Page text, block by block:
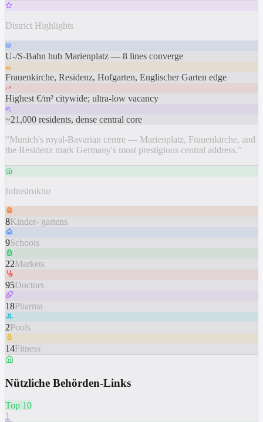
District Highlights
U-/S-Bahn hub Marienplatz — 8 lines converge
Frauenkirche, Residenz, Hofgarten, Englischer Garten edge
Highest €/m² citywide; ultra-low vacancy
~21,000 residents, dense central core
“Munich's royal-Bavarian centre — Marienplatz, Frauenkirche, and
the Residenz mark Germany's most prestigious central address.”
Infrastruktur
8Kinder- gartens
9Schools
22Markets
95Doctors
18Pharma
2Pools
14Fitness
Nützliche Behörden-Links
Top 10
1